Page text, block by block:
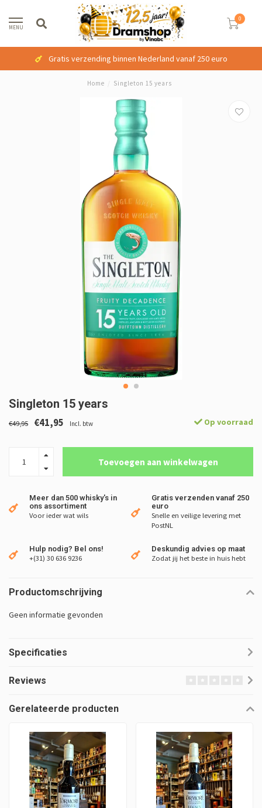
MENU
0
Gratis verzending binnen Nederland vanaf 250 euro
Home Singleton 15 years
Singleton 15 years
€49,95 €41,95 Incl. btw Op voorraad
Toevoegen aan winkelwagen
Meer dan 500 whisky's in
ons assortiment
Voor ieder wat wils
Gratis verzenden vanaf 250
euro
Snelle en veilige levering met
PostNL
Hulp nodig? Bel ons!
+(31) 30 636 9236
Deskundig advies op maat
Zodat jij het beste in huis hebt
Productomschrijving
Geen informatie gevonden
Specificaties
Reviews
Gerelateerde producten